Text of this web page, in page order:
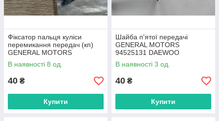
Фіксатор пальця куліси
перемикання передач (кп)
GENERAL MOTORS
94530002
В наявності 8 од.
40 ₴
Купити
Шайба п'ятої передачі
GENERAL MOTORS
94525131 DAEWOO
В наявності 3 од.
40 ₴
Купити